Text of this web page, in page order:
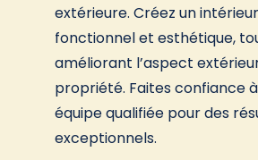
extérieure. Créez un intérieur
fonctionnel et esthétique,
améliorant l’aspect
propriété. Faites confiance
équipe qualifiée pour des
exceptionnels.